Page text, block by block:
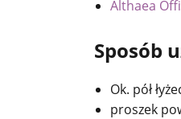
Althaea
Sposób
Ok. pół
proszek